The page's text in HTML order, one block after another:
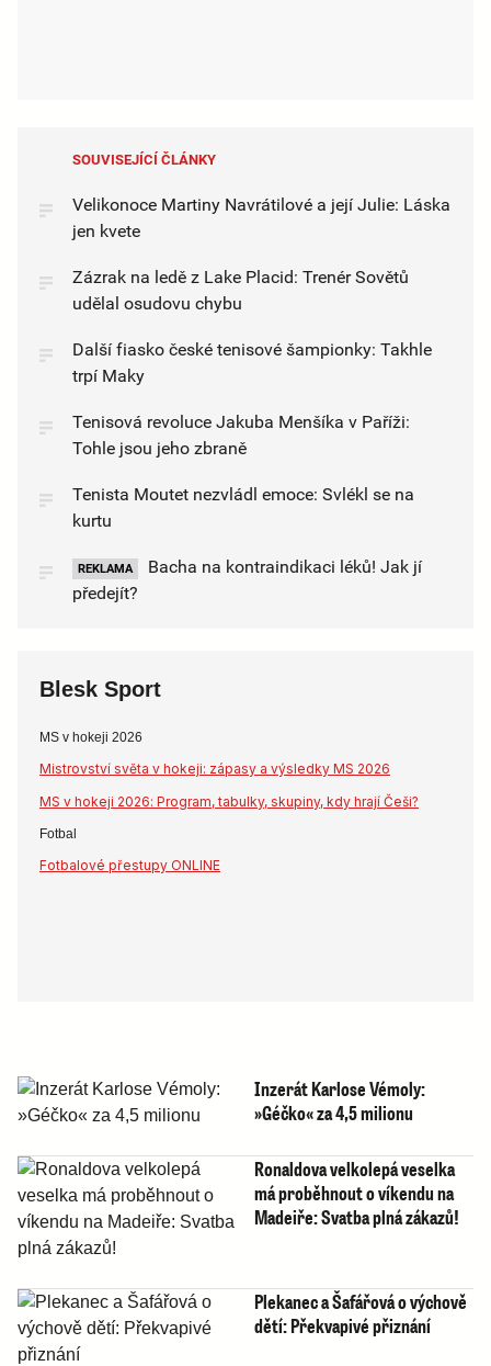
SOUVISEJÍCÍ ČLÁNKY
Velikonoce Martiny Navrátilové a její Julie: Láska
jen kvete
Zázrak na ledě z Lake Placid: Trenér Sovětů
udělal osudovu chybu
Další fiasko české tenisové šampionky: Takhle
trpí Maky
Tenisová revoluce Jakuba Menšíka v Paříži:
Tohle jsou jeho zbraně
Tenista Moutet nezvládl emoce: Svlékl se na
kurtu
REKLAMA
Bacha na kontraindikaci léků! Jak jí
předejít?
Blesk Sport
MS v hokeji 2026
Mistrovství světa v hokeji: zápasy a výsledky MS 2026
MS v hokeji 2026: Program, tabulky, skupiny, kdy hrají Češi?
Fotbal
Fotbalové přestupy ONLINE
Inzerát Karlose Vémoly:
»Géčko« za 4,5 milionu
Ronaldova velkolepá veselka
má proběhnout o víkendu na
Madeiře: Svatba plná zákazů!
Plekanec a Šafářová o výchově
dětí: Překvapivé přiznání